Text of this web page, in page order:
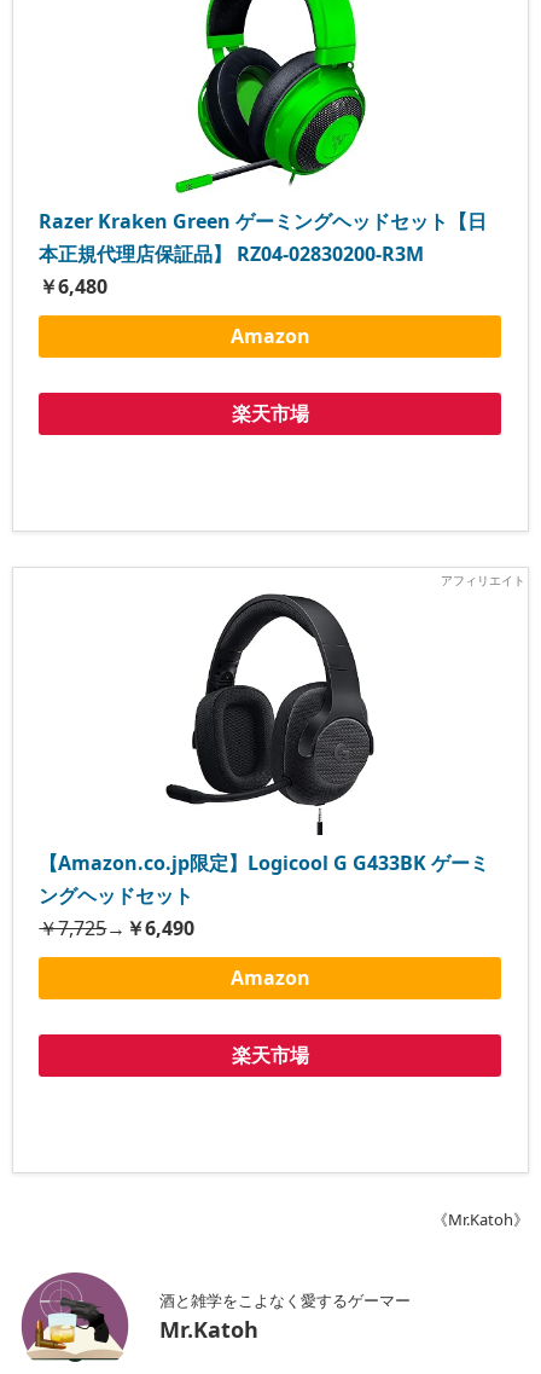
Razer Kraken Green ゲーミングヘッドセット【日
本正規代理店保証品】 RZ04-02830200-R3M
￥6,480
Amazon
楽天市場
【Amazon.co.jp限定】Logicool G G433BK ゲーミ
ングヘッドセット
￥7,725→ ￥6,490
Amazon
楽天市場
《Mr.Katoh》
酒と雑学をこよなく愛するゲーマー
Mr.Katoh